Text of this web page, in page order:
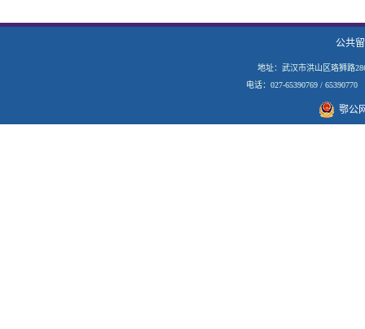
公共
地址：武汉市洪山区珞狮
电话：027-65390769 /
鄂公